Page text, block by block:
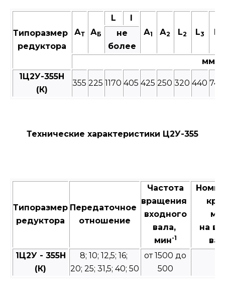
Типоразмер
редуктора
АТ АБ
L
I
А1 А2 L2 L3 Н
не
более
мм
1Ц2У-355Н
(К)
355 225 1170 405 425 250 320 440 740
Технические характеристики Ц2У-355
Типоразмер
редуктора
Передаточное
отношение
Частота
вращения
входного
вала,
мин-1
на
1Ц2У - 355Н
(К)
8; 10; 12,5; 16;
20; 25; 31,5; 40; 50
от 1500 до
500